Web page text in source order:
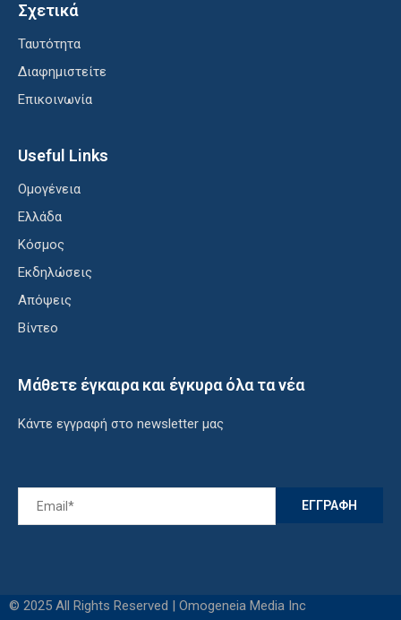
Σχετικά
Ταυτότητα
Διαφημιστείτε
Επικοινωνία
Useful Links
Ομογένεια
Ελλάδα
Κόσμος
Εκδηλώσεις
Απόψεις
Βίντεο
Μάθετε έγκαιρα και έγκυρα όλα τα νέα
Κάντε εγγραφή στο newsletter μας
© 2025 All Rights Reserved | Omogeneia Media Inc